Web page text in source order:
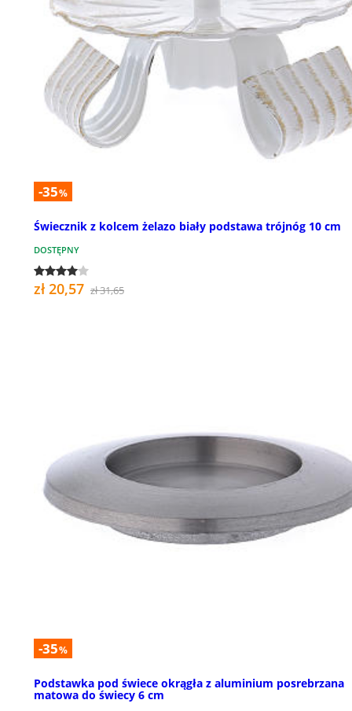
-35%
Świecznik z kolcem żelazo biały podstawa trójnóg 10 cm
DOSTĘPNY
zł 20,57 zł 31,65
-35%
Podstawka pod świece okrągła z aluminium posrebrzana
matowa do świecy 6 cm